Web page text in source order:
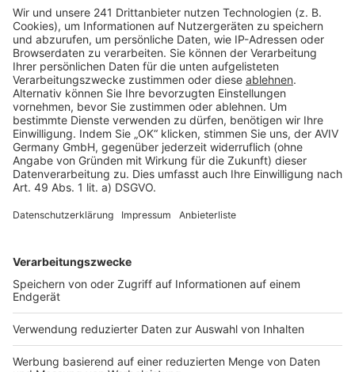
Barrierefreiheit
Cookie Einstellungen
Rechtliches
AGB-Übersicht
Datenschutz
Impressum
Services
Bauprojekt-Quiz
Häuser-Suche
Hausanbieter-Suche
Bauprojekt-Profil